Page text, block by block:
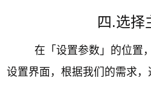
四.选择
在「设置参数」的位置
设置界面，根据我们的需求